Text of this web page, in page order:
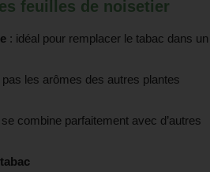
feuilles de noisetier
: idéal pour remplacer le tabac dans un
pas les arômes des autres plantes
combine parfaitement avec d’autres